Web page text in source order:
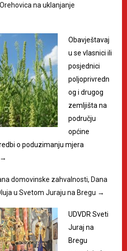
na uklanjanje
Obavještavaj
u se vlasnici ili
posjednici
poljoprivredn
og i drugog
zemljišta na
području
općine
o poduzimanju mjera
→
domovinske zahvalnosti, Dana
u Svetom Juraju na Bregu →
UDVDR Sveti
Juraj na
Bregu